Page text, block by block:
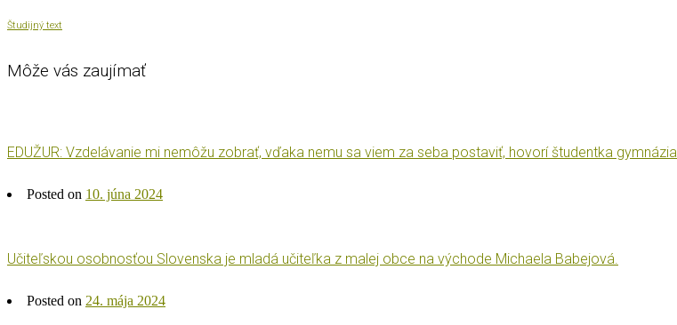
Študijný text
Môže vás zaujímať
EDUŽUR: Vzdelávanie mi nemôžu zobrať, vďaka nemu sa viem za seba postaviť, hovorí študentka gymnázia.
Posted on 10. júna 2024
Učiteľskou osobnosťou Slovenska je mladá učiteľka z malej obce na východe Michaela Babejová.
Posted on 24. mája 2024